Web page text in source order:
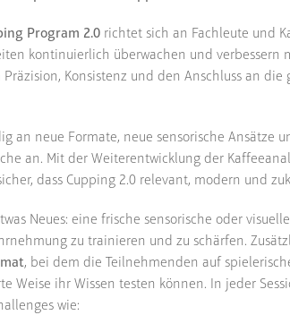
Program 2.0richtet sich an Fachleute und
kontinuierlich überwachen und verbessern
Konsistenz und den Anschluss an
an neue Formate, neue sensorische Ansätze
an. Mit der Weiterentwicklung der
dass Cupping 2.0 relevant, modern und
Neues: eine frische sensorische oder
zu trainieren und zu schärfen.
, bei dem die Teilnehmenden auf
Weise ihr Wissen testen können. In jeder
wie: